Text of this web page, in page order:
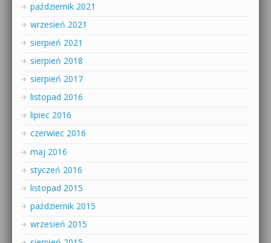
październik 2021
wrzesień 2021
sierpień 2021
sierpień 2018
sierpień 2017
listopad 2016
lipiec 2016
czerwiec 2016
maj 2016
styczeń 2016
listopad 2015
październik 2015
wrzesień 2015